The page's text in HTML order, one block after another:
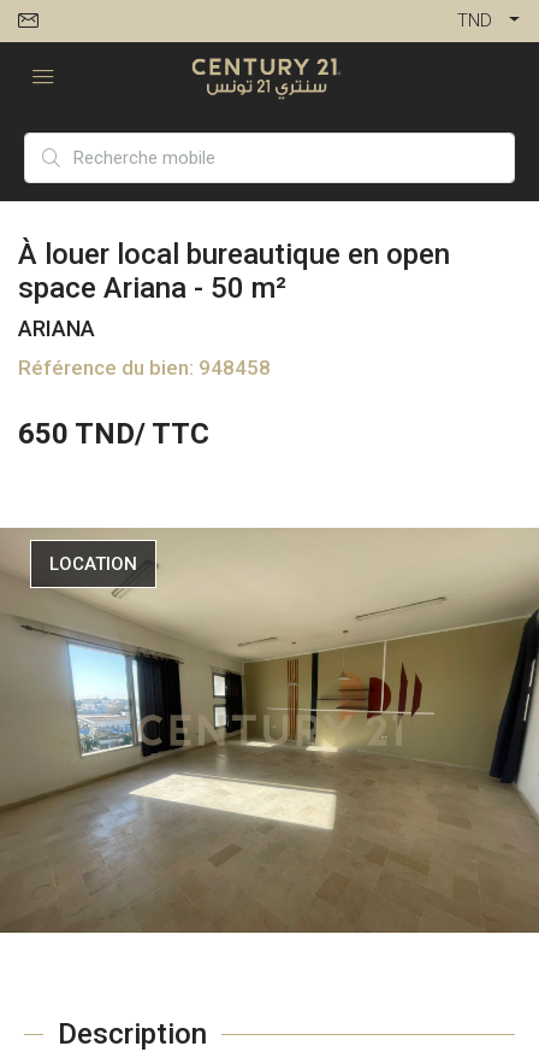
TND
À louer local bureautique en open
space Ariana - 50 m²
ARIANA
Référence du bien: 948458
650 TND/ TTC
LOCATION
Description